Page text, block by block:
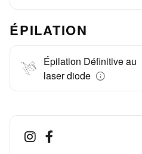
ÉPILATION
Épilation Définitive au
laser diode